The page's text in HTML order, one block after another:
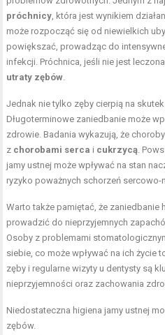
próchnicy, która jest wynikiem
może rozpocząć się od niewielkich
powiększać, prowadząc do
infekcji. Próchnica, jeśli nie jest
utraty zębów.
Jednak nie tylko zęby cierpią na
Długoterminowe zaniedbanie może
zdrowie. Badania wykazują, że
z chorobami serca i cukrzycą.
jamy ustnej może wpływać na stan
ryzyko poważnych schorzeń sercowo-
Warto także pamiętać, że zaniedbanie
prowadzić do nieprzyjemnych
Osoby z problemami
siebie, co może wpływać na ich życie
zęby i regularne wizyty u dentysty są
nieprzyjemności oraz zachowania
Niedostateczna higiena jamy ustnej
zębów.